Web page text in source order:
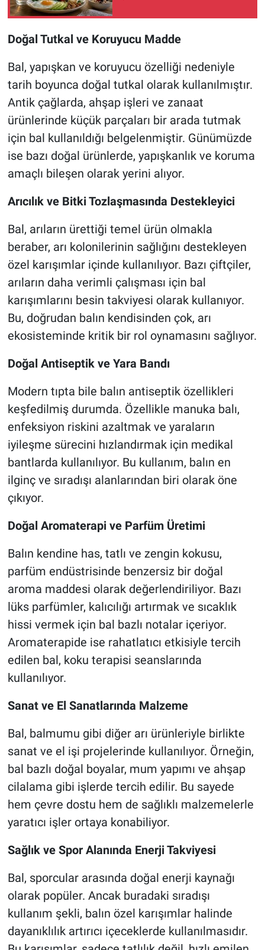
Doğal Tutkal ve Koruyucu Madde
Bal, yapışkan ve koruyucu özelliği nedeniyle
tarih boyunca doğal tutkal olarak kullanılmıştır.
Antik çağlarda, ahşap işleri ve zanaat
ürünlerinde küçük parçaları bir arada tutmak
için bal kullanıldığı belgelenmiştir. Günümüzde
ise bazı doğal ürünlerde, yapışkanlık ve koruma
amaçlı bileşen olarak yerini alıyor.
Arıcılık ve Bitki Tozlaşmasında Destekleyici
Bal, arıların ürettiği temel ürün olmakla
beraber, arı kolonilerinin sağlığını destekleyen
özel karışımlar içinde kullanılıyor. Bazı çiftçiler,
arıların daha verimli çalışması için bal
karışımlarını besin takviyesi olarak kullanıyor.
Bu, doğrudan balın kendisinden çok, arı
ekosisteminde kritik bir rol oynamasını sağlıyor.
Doğal Antiseptik ve Yara Bandı
Modern tıpta bile balın antiseptik özellikleri
keşfedilmiş durumda. Özellikle manuka balı,
enfeksiyon riskini azaltmak ve yaraların
iyileşme sürecini hızlandırmak için medikal
bantlarda kullanılıyor. Bu kullanım, balın en
ilginç ve sıradışı alanlarından biri olarak öne
çıkıyor.
Doğal Aromaterapi ve Parfüm Üretimi
Balın kendine has, tatlı ve zengin kokusu,
parfüm endüstrisinde benzersiz bir doğal
aroma maddesi olarak değerlendiriliyor. Bazı
lüks parfümler, kalıcılığı artırmak ve sıcaklık
hissi vermek için bal bazlı notalar içeriyor.
Aromaterapide ise rahatlatıcı etkisiyle tercih
edilen bal, koku terapisi seanslarında
kullanılıyor.
Sanat ve El Sanatlarında Malzeme
Bal, balmumu gibi diğer arı ürünleriyle birlikte
sanat ve el işi projelerinde kullanılıyor. Örneğin,
bal bazlı doğal boyalar, mum yapımı ve ahşap
cilalama gibi işlerde tercih edilir. Bu sayede
hem çevre dostu hem de sağlıklı malzemelerle
yaratıcı işler ortaya konabiliyor.
Sağlık ve Spor Alanında Enerji Takviyesi
Bal, sporcular arasında doğal enerji kaynağı
olarak popüler. Ancak buradaki sıradışı
kullanım şekli, balın özel karışımlar halinde
dayanıklılık artırıcı içeceklerde kullanılmasıdır.